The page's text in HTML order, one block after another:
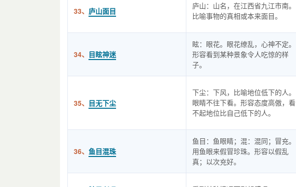
33、 庐山面目
庐山：山名，在江西省九江市南。
比喻事物的真相或本来面目。
34、 目眩神迷
眩：眼花。眼花缭乱，心神不定。
形容看到某种景象令人吃惊的样
子。
35、 目无下尘
下尘：下风，比喻地位低下的人。
眼睛不往下看。形容态度高傲，看
不起地位比自己低下的人。
36、 鱼目混珠
鱼目：鱼眼睛；混：混同；冒充。
用鱼眼来假冒珍珠。形容以假乱
真；以次充好。